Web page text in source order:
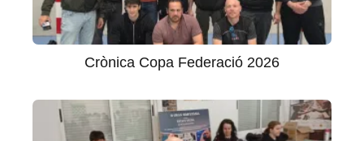
Crònica Copa Federació 2026